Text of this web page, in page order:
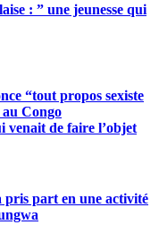
: ” une jeunesse qui
“tout propos sexiste
au Congo
venait de faire l’objet
pris part en une activité